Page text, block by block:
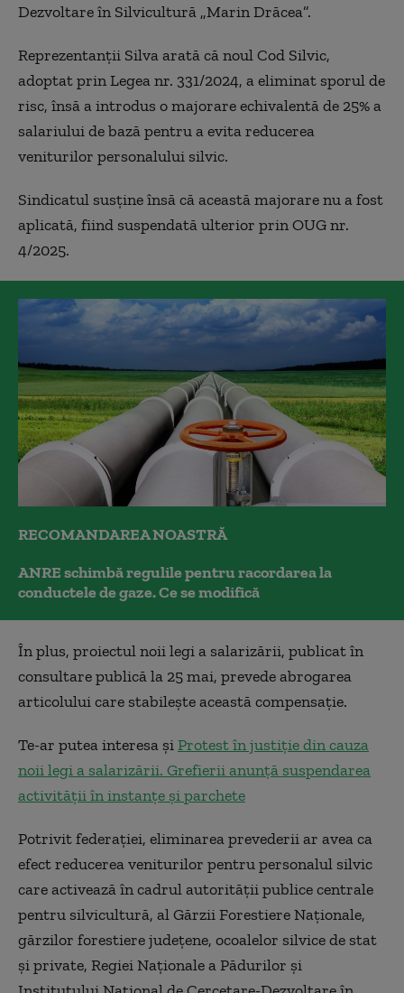
Dezvoltare în Silvicultură „Marin Drăcea”.
Reprezentanții Silva arată că noul Cod Silvic,
adoptat prin Legea nr. 331/2024, a eliminat sporul de
risc, însă a introdus o majorare echivalentă de 25% a
salariului de bază pentru a evita reducerea
veniturilor personalului silvic.
Sindicatul susține însă că această majorare nu a fost
aplicată, fiind suspendată ulterior prin OUG nr.
4/2025.
RECOMANDAREA NOASTRĂ
ANRE schimbă regulile pentru racordarea la
conductele de gaze. Ce se modifică
În plus, proiectul noii legi a salarizării, publicat în
consultare publică la 25 mai, prevede abrogarea
articolului care stabilește această compensație.
Te-ar putea interesa șiProtest în justiție din cauza
noii legi a salarizării. Grefierii anunță suspendarea
activității în instanțe și parchete
Potrivit federației, eliminarea prevederii ar avea ca
efect reducerea veniturilor pentru personalul silvic
care activează în cadrul autorității publice centrale
pentru silvicultură, al Gărzii Forestiere Naționale,
gărzilor forestiere județene, ocoalelor silvice de stat
și private, Regiei Naționale a Pădurilor și